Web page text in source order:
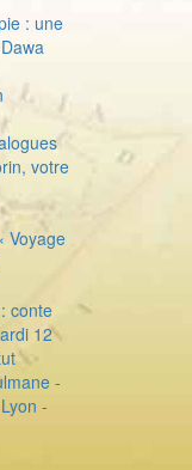
: une
votre
Voyage
conte
12
-
-